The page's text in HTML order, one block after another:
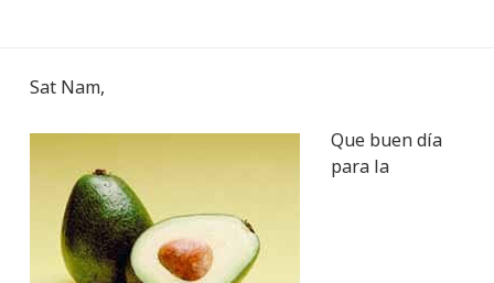
Sat Nam,
Que buen día
para la